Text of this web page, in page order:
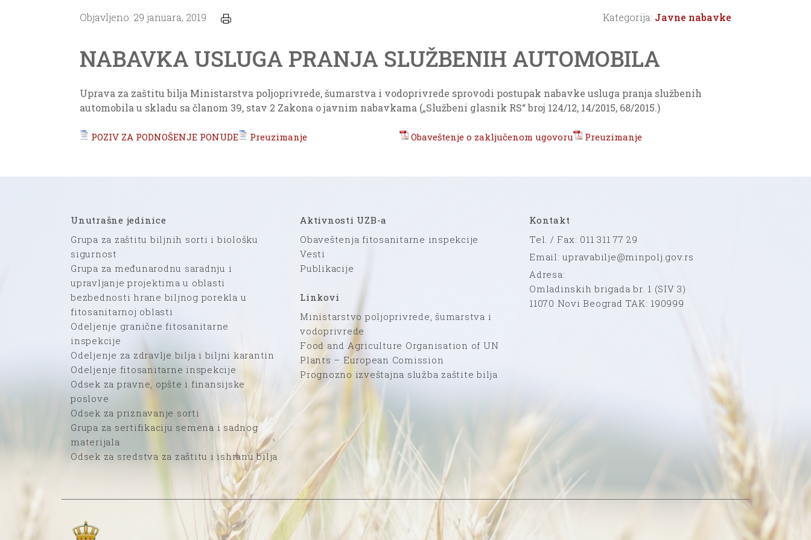
Objavljeno: 29 januara, 2019 Kategorija: Javne nabavke
NABAVKA USLUGA PRANJA SLUŽBENIH AUTOMOBILA
Uprava za zaštitu bilja Ministarstva poljoprivrede, šumarstva i vodoprivrede sprovodi postupak nabavke usluga pranja službenih
automobila u skladu sa članom 39, stav 2 Zakona o javnim nabavkama („Službeni glasnik RS“ broj 124/12, 14/2015, 68/2015.)
POZIV ZA PODNOŠENJE PONUDE Preuzimanje Obaveštenje o zaključenom ugovoru Preuzimanje
Unutrašne jedinice
Grupa za zaštitu biljnih sorti i biološku
sigurnost
Grupa za međunarodnu saradnju i
upravljanje projektima u oblasti
bezbednosti hrane biljnog porekla u
fitosanitarnoj oblasti
Odeljenje granične fitosanitarne
inspekcije
Odeljenje za zdravlje bilja i biljni karantin
Odeljenje fitosanitarne inspekcije
Odsek za pravne, opšte i finansijske
poslove
Odsek za priznavanje sorti
Grupa za sertifikaciju semena i sadnog
materijala
Odsek za sredstva za zaštitu i ishranu bilja
Aktivnosti UZB-a
Obaveštenja fitosanitarne inspekcije
Vesti
Publikacije
Linkovi
Ministarstvo poljoprivrede, šumarstva i
vodoprivrede
Food and Agriculture Organisation of UN
Plants – European Comission
Prognozno izveštajna služba zaštite bilja
Kontakt
Tel. / Fax: 011 311 77 29
Email: upravabilje@minpolj.gov.rs
Adresa:
Omladinskih brigada br. 1 (SIV 3)
11070 Novi Beograd TAK: 190999